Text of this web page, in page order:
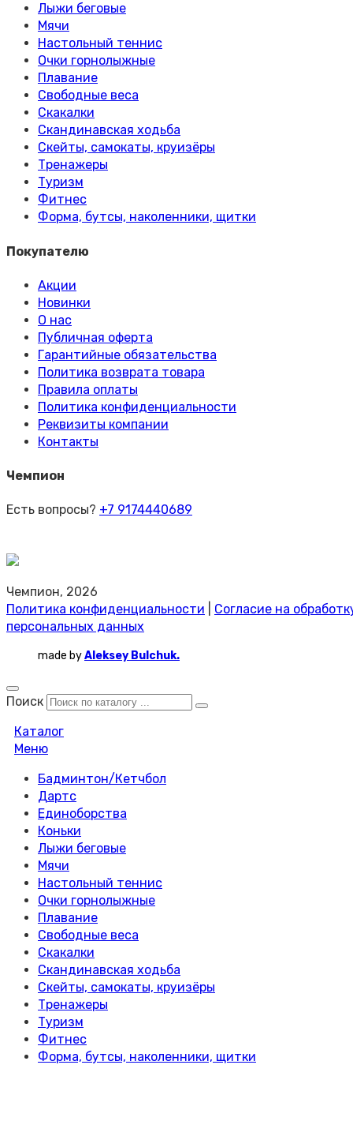
Лыжи беговые
Мячи
Настольный теннис
Очки горнолыжные
Плавание
Свободные веса
Скакалки
Скандинавская ходьба
Скейты, самокаты, круизёры
Тренажеры
Туризм
Фитнес
Форма, бутсы, наколенники, щитки
Покупателю
Акции
Новинки
О нас
Публичная оферта
Гарантийные обязательства
Политика возврата товара
Правила оплаты
Политика конфиденциальности
Реквизиты компании
Контакты
Чемпион
Есть вопросы? +7 9174440689
Чемпион, 2026
Политика конфиденциальности
Согласие на
персональных данных
made byAleksey Bulchuk.
Поиск
Каталог
Меню
Бадминтон/Кетчбол
Дартс
Единоборства
Коньки
Лыжи беговые
Мячи
Настольный теннис
Очки горнолыжные
Плавание
Свободные веса
Скакалки
Скандинавская ходьба
Скейты, самокаты, круизёры
Тренажеры
Туризм
Фитнес
Форма, бутсы, наколенники, щитки